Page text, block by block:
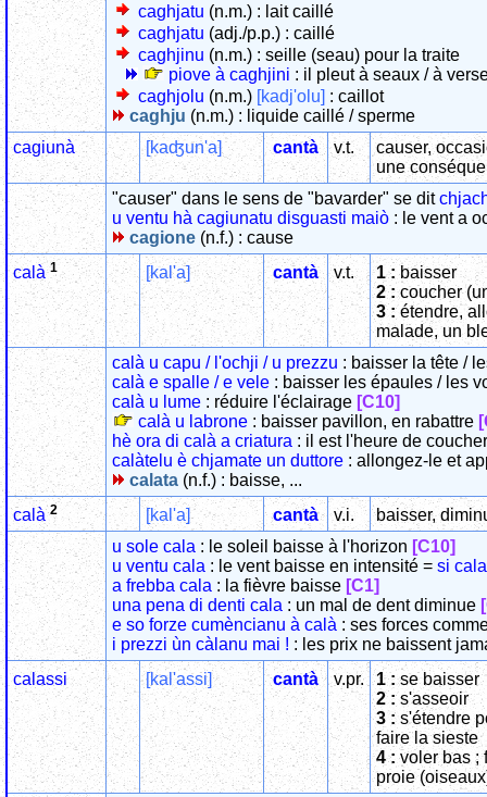
caghjatu (n.m.) : lait caillé
caghjatu (adj./p.p.) : caillé
caghjinu (n.m.) : seille (seau) pour la traite
piove à caghjini : il pleut à seaux / à
caghjolu (n.m.) [kadj'olu] : caillot
caghju (n.m.) : liquide caillé / sperme
cagiunà
[kaʤun'a] cantà v.t.
causer,
une
"causer" dans le sens de "bavarder" se dit
u ventu hà cagiunatu disguasti maiò : le vent a
cagione (n.f.) : cause
calà1 [kal'a] cantà v.t. 1 : baisser
2 :coucher
3 :étendre,
malade, un
calà u capu / l'ochji / u prezzu : baisser la tête /
calà e spalle / e vele : baisser les épaules / les
calà u lume : réduire l'éclairage [C10]
calà u labrone : baisser pavillon, en rabattre
hè ora di calà a criatura : il est l'heure de
calàtelu è chjamate un duttore : allongez-le et
calata (n.f.) : baisse, ...
calà2 [kal'a] cantà v.i.
baisser,
u sole cala : le soleil baisse à l'horizon [C10]
u ventu cala : le vent baisse en intensité = si cala
a frebba cala : la fièvre baisse [C1]
una pena di denti cala : un mal de dent diminue
e so forze cumèncianu à calà : ses forces
i prezzi ùn càlanu mai ! : les prix ne baissent
calassi
[kal'assi] cantà v.pr. 1 :se baisser
2 :s'asseoir
3 :s'étendre
faire la sieste
4 : voler bas ;
proie